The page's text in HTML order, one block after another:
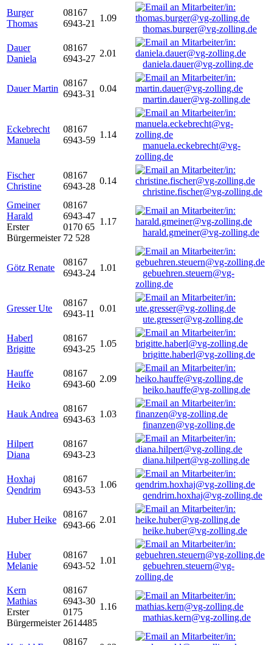
Burger
Thomas
08167
6943-21
1.09
thomas.burger@vg-zolling.de
Dauer
Daniela
08167
6943-27
2.01
daniela.dauer@vg-zolling.de
Dauer Martin
08167
6943-31
0.04
martin.dauer@vg-zolling.de
Eckebrecht
Manuela
08167
6943-59
1.14
manuela.eckebrecht@vg-
zolling.de
Fischer
Christine
08167
6943-28
0.14
christine.fischer@vg-zolling.de
Gmeiner
Harald
Erster
Bürgermeister
08167
6943-47
0170 65
72 528
1.17
harald.gmeiner@vg-zolling.de
Götz Renate
08167
6943-24
1.01
gebuehren.steuern@vg-
zolling.de
Gresser Ute
08167
6943-11
0.01
ute.gresser@vg-zolling.de
Haberl
Brigitte
08167
6943-25
1.05
brigitte.haberl@vg-zolling.de
Hauffe
Heiko
08167
6943-60
2.09
heiko.hauffe@vg-zolling.de
Hauk Andrea
08167
6943-63
1.03
finanzen@vg-zolling.de
Hilpert
Diana
08167
6943-23
diana.hilpert@vg-zolling.de
Hoxhaj
Qendrim
08167
6943-53
1.06
qendrim.hoxhaj@vg-zolling.de
Huber Heike
08167
6943-66
2.01
heike.huber@vg-zolling.de
Huber
Melanie
08167
6943-52
1.01
gebuehren.steuern@vg-
zolling.de
Kern
Mathias
Erster
Bürgermeister
08167
6943-30
0175
2614485
1.16
mathias.kern@vg-zolling.de
08167